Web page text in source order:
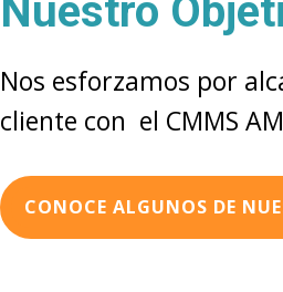
Nuestro
Nos esforzamos por
cliente con el CMMS
CONOCE ALGUNOS DE